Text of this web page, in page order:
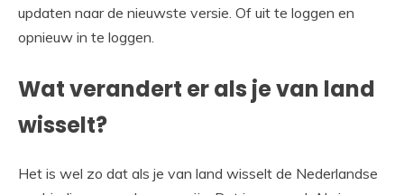
updaten naar de nieuwste versie. Of uit te loggen en
opnieuw in te loggen.
Wat verandert er als je van land
wisselt?
Het is wel zo dat als je van land wisselt de Nederlandse